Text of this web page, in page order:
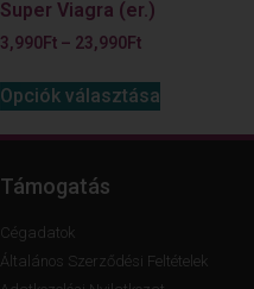
Super Viagra (er.)
3,990Ft – 23,990Ft
Opciók választása
Támogatás
Cégadatok
Általános Szerződési Feltételek